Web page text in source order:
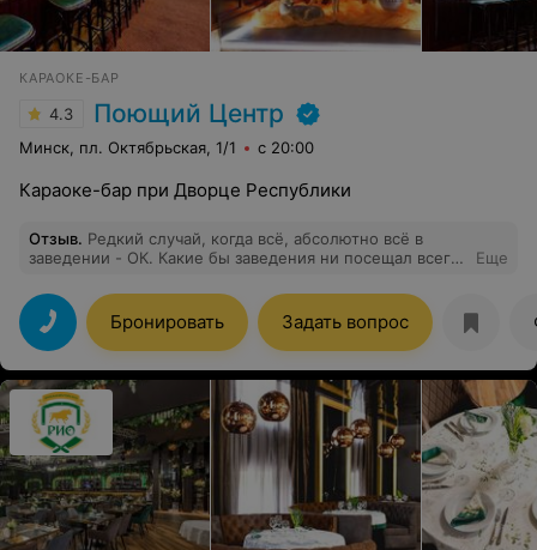
КАРАОКЕ-БАР
4.3 Поющий Центр
Минск, пл. Октябрьская, 1/1 с 20:00
Караоке-бар при Дворце Республики
Отзыв. Редкий случай, когда всё, абсолютно всё в
заведении - ОК. Какие бы заведения ни посещал всегда
караоке-бара есть тут.
Еще
Бронировать Задать вопрос